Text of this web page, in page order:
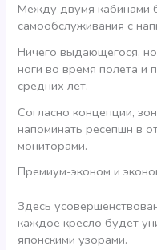
Между двумя кабинами
самообслуживания с
Ничего выдающегося,
ноги во время полета и
средних лет.
Согласно концепции,
напоминать ресепшн в
мониторами.
Премиум-эконом и
Здесь
каждое кресло будет
японскими узорами.